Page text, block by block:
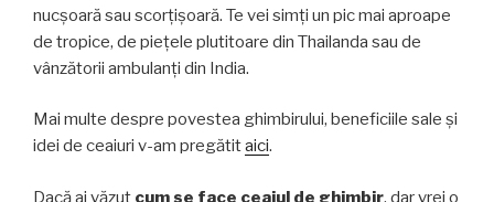
nucșoară sau scorțișoară. Te vei simți un pic mai aproape
de tropice, de piețele plutitoare din Thailanda sau de
vânzătorii ambulanți din India.
Mai multe despre povestea ghimbirului, beneficiile sale și
idei de ceaiuri v-am pregătitaici.
Dacă ai văzut cum se face ceaiul de ghimbir, dar vrei o